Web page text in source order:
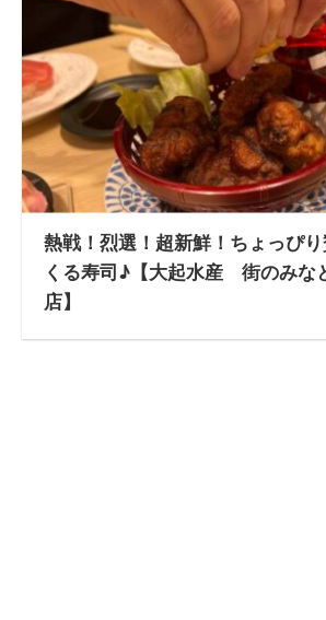
熱戦！烈選！超新鮮！ちょっぴ
くる寿司♪【大起水産 街のみな
店】